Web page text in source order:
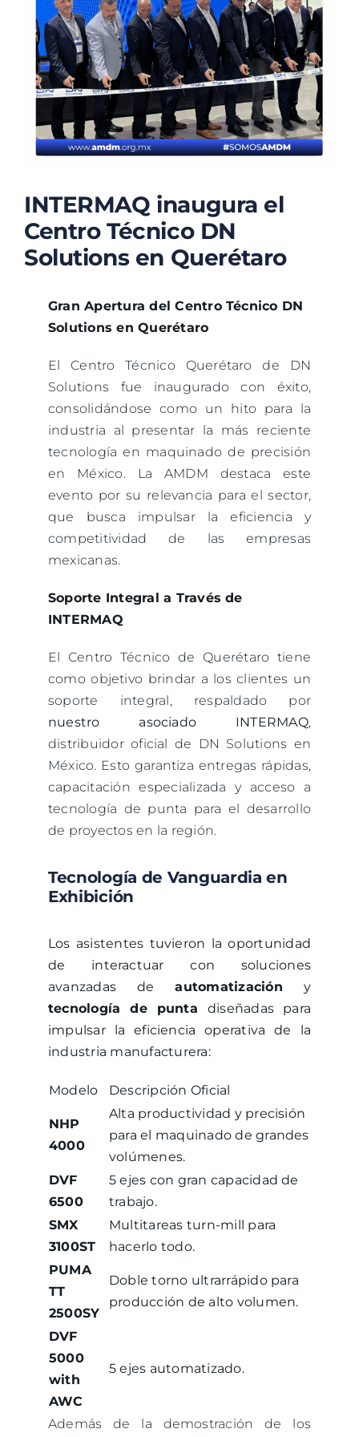
TALLERES
BLOG
INTERMAQ inaugura el
Centro Técnico DN
Solutions en Querétaro
Gran Apertura del Centro Técnico DN
Solutions en Querétaro
El Centro Técnico Querétaro de DN
Solutions fue inaugurado con éxito,
consolidándose como un hito para la
industria al presentar la más reciente
tecnología en maquinado de precisión
en México. La AMDM destaca este
evento por su relevancia para el sector,
que busca impulsar la eficiencia y
competitividad de las empresas
mexicanas.
Soporte Integral a Través de
INTERMAQ
El Centro Técnico de Querétaro tiene
como objetivo brindar a los clientes un
soporte integral, respaldado por
nuestro asociado INTERMAQ,
distribuidor oficial de DN Solutions en
México. Esto garantiza entregas rápidas,
capacitación especializada y acceso a
tecnología de punta para el desarrollo
de proyectos en la región.
Tecnología de Vanguardia en
Exhibición
Los asistentes tuvieron la oportunidad
de interactuar con soluciones
avanzadas deautomatización y
tecnología de punta diseñadas para
impulsar la eficiencia operativa de la
industria manufacturera:
Modelo Descripción Oficial
NHP
4000
Alta productividad y precisión
para el maquinado de grandes
volúmenes.
DVF
6500
5 ejes con gran capacidad de
trabajo.
SMX
3100ST
Multitareas turn-mill para
hacerlo todo.
PUMA
TT
2500SY
Doble torno ultrarrápido para
producción de alto volumen.
DVF
5000
with
AWC
5 ejes automatizado.
Además de la demostración de los